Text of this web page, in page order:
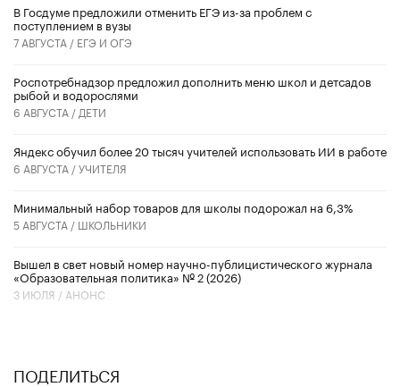
В Госдуме предложили отменить ЕГЭ из-за проблем с
поступлением в вузы
7 АВГУСТА / ЕГЭ И ОГЭ
Роспотребнадзор предложил дополнить меню школ и детсадов
рыбой и водорослями
6 АВГУСТА / ДЕТИ
​Яндекс обучил более 20 тысяч учителей использовать ИИ в работе
6 АВГУСТА /УЧИТЕЛЯ
Минимальный набор товаров для школы подорожал на 6,3%
5 АВГУСТА / ШКОЛЬНИКИ
Вышел в свет новый номер научно-публицистического журнала
«Образовательная политика» № 2 (2026)
3 ИЮЛЯ / АНОНС
ПОДЕЛИТЬСЯ